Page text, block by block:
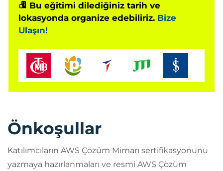
Bu eğitimi dilediğiniz tarih ve
lokasyonda organize edebiliriz. Bize
Ulaşın!
Önkoşullar
Katılımcıların AWS Çözüm Mimarı sertifikasyonunu
yazmaya hazırlanmaları ve resmi AWS Çözüm